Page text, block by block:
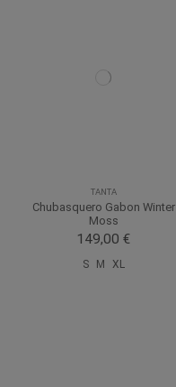
TANTA
Chubasquero Gabon Winter
Moss
149,00 €
S M XL